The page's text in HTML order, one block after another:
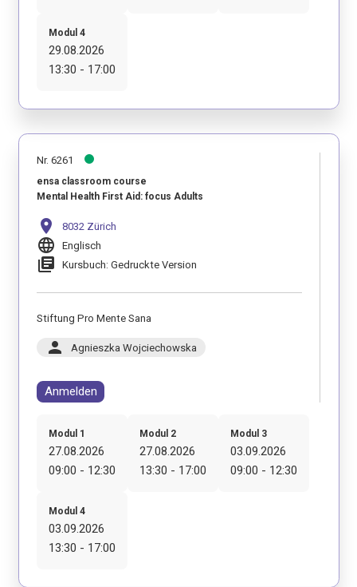
Modul 4
29.08.2026
13:30 - 17:00
Nr. 6261
ensa classroom course
Mental Health First Aid: focus Adults
location_on 8032 Zürich
language Englisch
library_books Kursbuch: Gedruckte Version
Stiftung Pro Mente Sana
person Agnieszka Wojciechowska
Anmelden
Modul 1
27.08.2026
09:00 - 12:30
Modul 2
27.08.2026
13:30 - 17:00
Modul 3
03.09.2026
09:00 - 12:30
Modul 4
03.09.2026
13:30 - 17:00